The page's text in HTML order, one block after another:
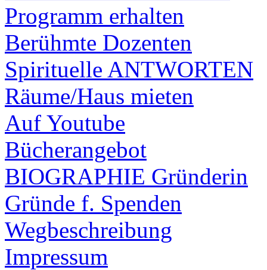
Programm erhalten
Berühmte Dozenten
Spirituelle ANTWORTEN
Räume/Haus mieten
Auf Youtube
Bücherangebot
BIOGRAPHIE Gründerin
Gründe f. Spenden
Wegbeschreibung
Impressum